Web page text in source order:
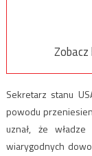
Sekretarz stanu
powodu
uznał, że
wiarygodnych